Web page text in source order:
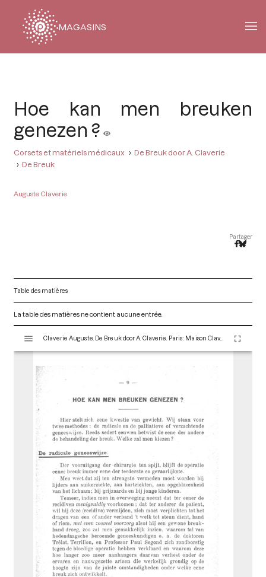
MAGASINS
Hoe kan men breuken
genezen ?
Corsets et matériels médicaux
De Breuk door A. Claverie
De Breuk
Auguste Claverie
Partager
Table des matières
La table des matières ne contient aucune entrée.
s
Claverie Auguste. De Breuk door A. Claverie. Paris : Maison Claverie, 1920. 112 p. (Corsets et matériels médicaux, 6)